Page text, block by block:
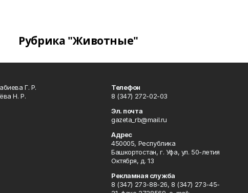
Рубрика "Животные"
Г. Р.
Н. Р.
Телефон
8 (347) 272-02-03
Эл. почта
gazeta_rb@mail.ru
Адрес
450005, Республика
Башкортостан, г. Уфа, ул. 50-летия
Октября, д. 13
Рекламная служба
8 (347) 273-88-26, 8 (347) 273-45-